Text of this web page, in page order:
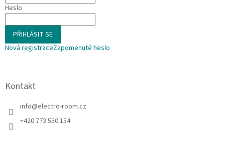
Heslo
PŘIHLÁSIT SE
Nová registraceZapomenuté heslo
Kontakt
info@electro-room.cz
+420 773 550 154